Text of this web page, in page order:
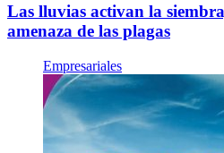
Las lluvias activan la
amenaza de las plagas
Empresariales